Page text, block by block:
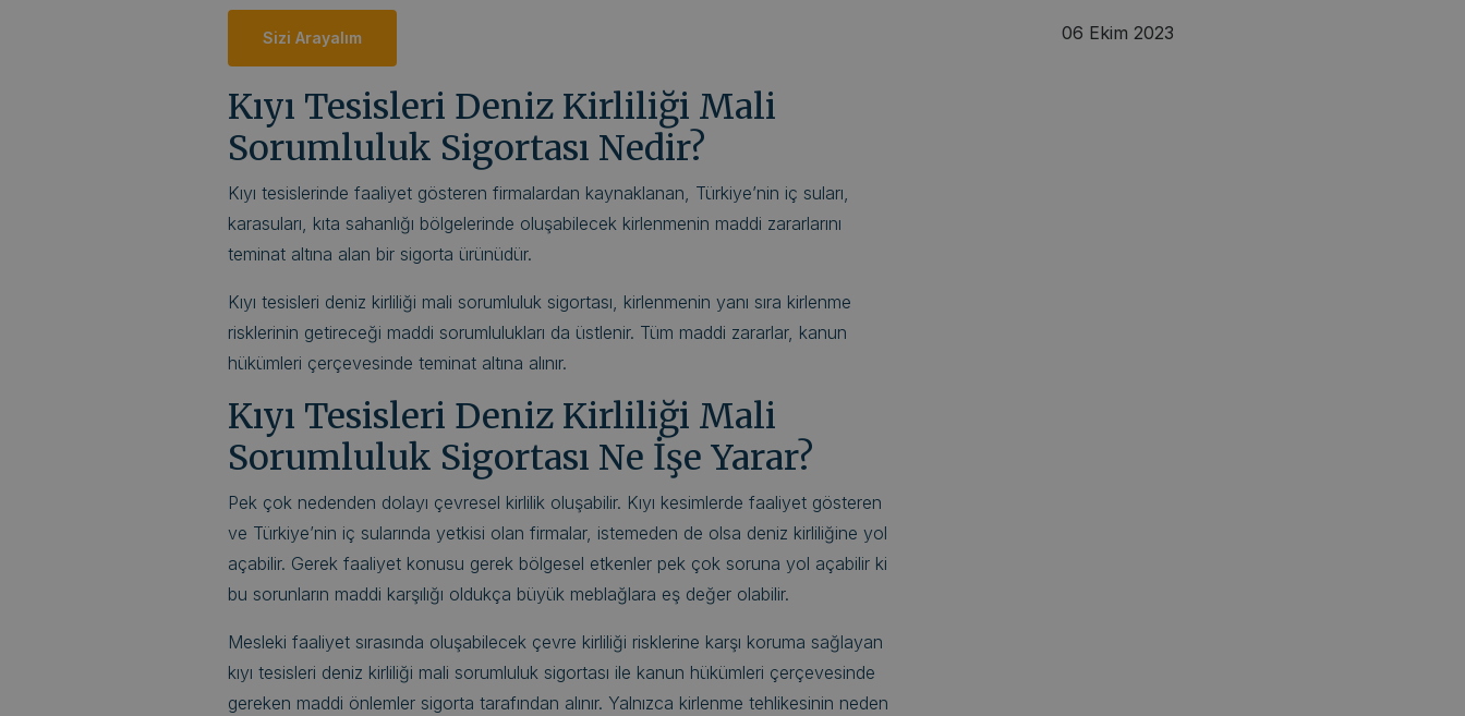
06 Ekim 2023
Sizi Arayalım
Kıyı Tesisleri Deniz Kirliliği Mali
Sorumluluk Sigortası Nedir?
Kıyı tesislerinde faaliyet gösteren firmalardan kaynaklanan, Türkiye’nin iç suları,
karasuları, kıta sahanlığı bölgelerinde oluşabilecek kirlenmenin maddi zararlarını
teminat altına alan bir sigorta ürünüdür.
Kıyı tesisleri deniz kirliliği mali sorumluluk sigortası, kirlenmenin yanı sıra kirlenme
risklerinin getireceği maddi sorumlulukları da üstlenir. Tüm maddi zararlar, kanun
hükümleri çerçevesinde teminat altına alınır.
Kıyı Tesisleri Deniz Kirliliği Mali
Sorumluluk Sigortası Ne İşe Yarar?
Pek çok nedenden dolayı çevresel kirlilik oluşabilir. Kıyı kesimlerde faaliyet gösteren
ve Türkiye’nin iç sularında yetkisi olan firmalar, istemeden de olsa deniz kirliliğine yol
açabilir. Gerek faaliyet konusu gerek bölgesel etkenler pek çok soruna yol açabilir ki
bu sorunların maddi karşılığı oldukça büyük meblağlara eş değer olabilir.
Mesleki faaliyet sırasında oluşabilecek çevre kirliliği risklerine karşı koruma sağlayan
kıyı tesisleri deniz kirliliği mali sorumluluk sigortası ile kanun hükümleri çerçevesinde
gereken maddi önlemler sigorta tarafından alınır. Yalnızca kirlenme tehlikesinin neden